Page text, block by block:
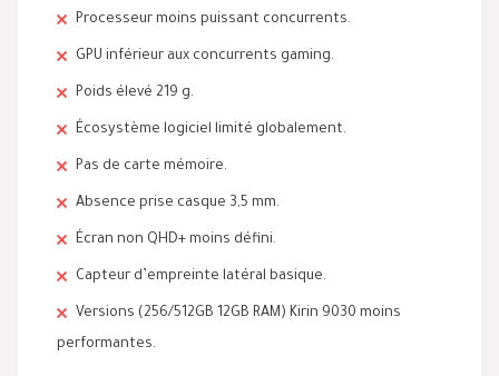
Processeur moins puissant concurrents.
GPU inférieur aux concurrents gaming.
Poids élevé 219 g.
Écosystème logiciel limité globalement.
Pas de carte mémoire.
Absence prise casque 3,5 mm.
Écran non QHD+ moins défini.
Capteur d’empreinte latéral basique.
Versions (256/512GB 12GB RAM) Kirin 9030 moins
performantes.